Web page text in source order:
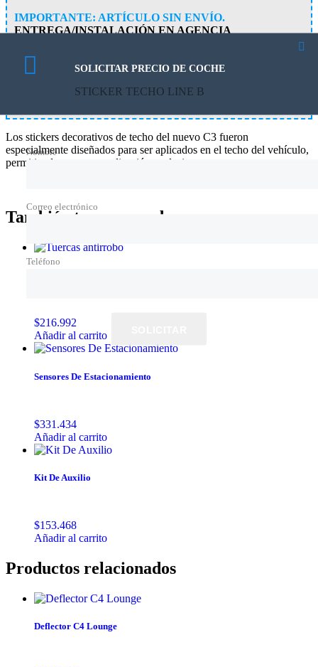
IMPORTANTE: ARTÍCULO SIN ENVÍO.
ENTREGA/INSTALACIÓN EN AGENCIA
Este artículo se entrega e instala gratuitamente. En un plazo
máximo de 72 horas a partir de la confirmación de la compra por
la entrega del mismo.
Los stickers decorativos de techo del nuevo C3 fueron
especialmente diseñados para ser aplicados en el techo del vehículo,
permitiendo una personalización exclusiva.
También te recomendamos…
$216.992
Añadir al carrito
Sensores De Estacionamiento
$331.434
Añadir al carrito
Kit De Auxilio
$153.468
Añadir al carrito
Productos relacionados
Deflector C4 Lounge
SOLICITAR PRECIO DE COCHE
STICKER TECHO LINE B
Nombre
Correo electrónico
Teléfono